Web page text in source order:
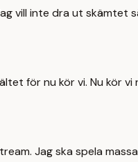
vill inte dra ut
för nu kör vi. Nu kör
Jag ska spela